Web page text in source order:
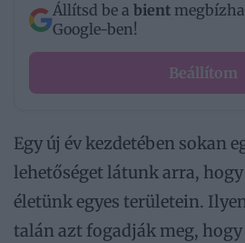
Állítsd be a bient
Google-ben!
Beállítom
Egy új év kezdetében sokan
lehetőséget látunk arra,
életünk egyes területein.
talán azt fogadják meg, hogy